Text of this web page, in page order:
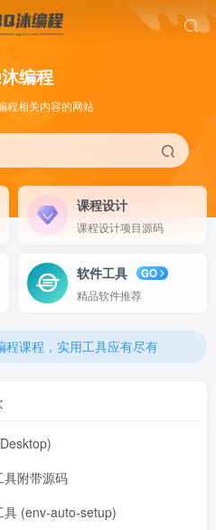
编程
程相关内容的网站
课程设计
课程设计项目源码
软件工具
GO
精品软件推荐
课程，实用工具应有尽有
课程，实用工具应有尽有
具附带源码
具 (env-auto-setup)